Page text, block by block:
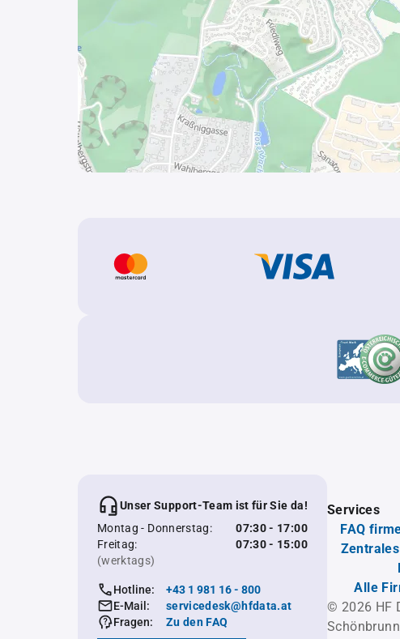
Unser Support-Team ist für Sie da!
Montag - Donnerstag:
07:30 - 17:00
Freitag:
07:30 - 15:00
(werktags)
Hotline:
+43 1 981 16 - 800
E-Mail:
servicedesk@hfdata.at
Fragen:
Zu den FAQ
Services
FAQ
Alle
© 2026 HF